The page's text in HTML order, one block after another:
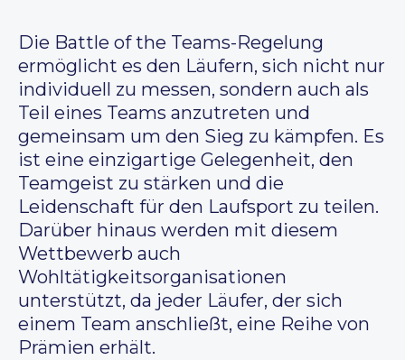
Die Battle of the Teams-Regelung
ermöglicht es den Läufern, sich nicht nur
individuell zu messen, sondern auch als
Teil eines Teams anzutreten und
gemeinsam um den Sieg zu kämpfen. Es
ist eine einzigartige Gelegenheit, den
Teamgeist zu stärken und die
Leidenschaft für den Laufsport zu teilen.
Darüber hinaus werden mit diesem
Wettbewerb auch
Wohltätigkeitsorganisationen
unterstützt, da jeder Läufer, der sich
einem Team anschließt, eine Reihe von
Prämien erhält.